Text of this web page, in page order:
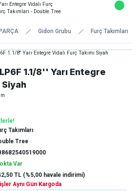
Gidon Grubu Furç Takımları
1.1/8'' Yarı Entegre
Siyah
Takımları
Tree
Var
TL (%5,00 havale indirimi)
Aynı Gün Kargoda